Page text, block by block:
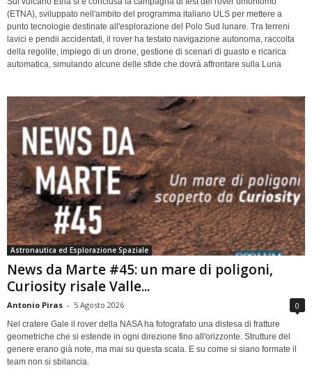
(ETNA), sviluppato nell'ambito del programma italiano ULS per mettere a
punto tecnologie destinate all'esplorazione del Polo Sud lunare. Tra terreni
lavici e pendii accidentati, il rover ha testato navigazione autonoma, raccolta
della regolite, impiego di un drone, gestione di scenari di guasto e ricarica
automatica, simulando alcune delle sfide che dovrà affrontare sulla Luna
Astronautica ed Esplorazione Spaziale
News da Marte #45: un mare di poligoni,
Curiosity risale Valle...
Antonio Piras - 5 Agosto 2026 0
Nel cratere Gale il rover della NASA ha fotografato una distesa di fratture
geometriche che si estende in ogni direzione fino all'orizzonte. Strutture del
genere erano già note, ma mai su questa scala. E su come si siano formate il
team non si sbilancia.